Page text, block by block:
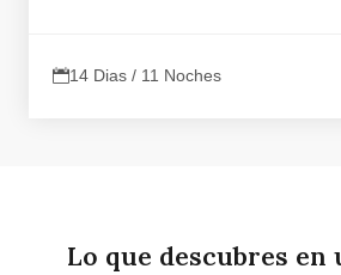
14 Dias / 11 Noches
Lo que descubres